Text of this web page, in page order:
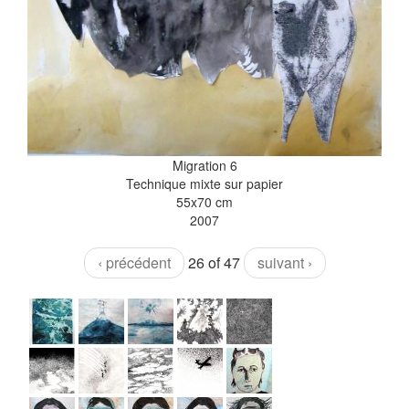
Migration 6
Technique mixte sur papier
55x70 cm
2007
‹ précédent 26 of 47 suivant ›